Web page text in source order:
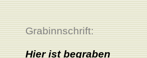
Grabinnschrift:
Hier ist begraben